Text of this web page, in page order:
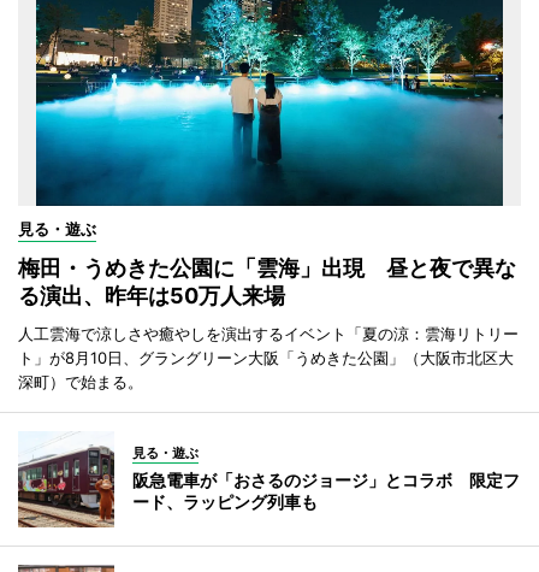
見る・遊ぶ
梅田・うめきた公園に「雲海」出現 昼と夜で異な
る演出、昨年は50万人来場
人工雲海で涼しさや癒やしを演出するイベント「夏の涼：雲海リトリー
ト」が8月10日、グラングリーン大阪「うめきた公園」（大阪市北区大
深町）で始まる。
見る・遊ぶ
阪急電車が「おさるのジョージ」とコラボ 限定フ
ード、ラッピング列車も